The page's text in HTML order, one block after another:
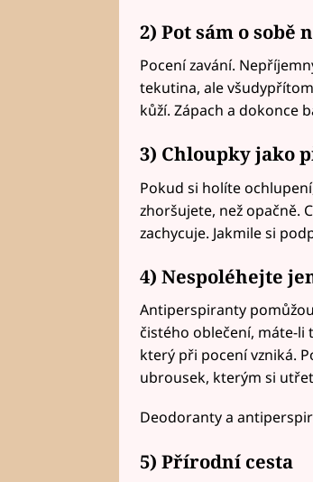
2) Pot sám o sobě
Pocení zavání.
tekutina, ale
kůží. Zápach a dokonce
3) Chloupky jako
Pokud si holíte
zhoršujete, než opačně.
zachycuje. Jakmile si
4) Nespoléhejte
Antiperspiranty
čistého oblečení, máte-li
který při pocení vzniká.
ubrousek, kterým si
Deodoranty a
5) Přírodní cesta